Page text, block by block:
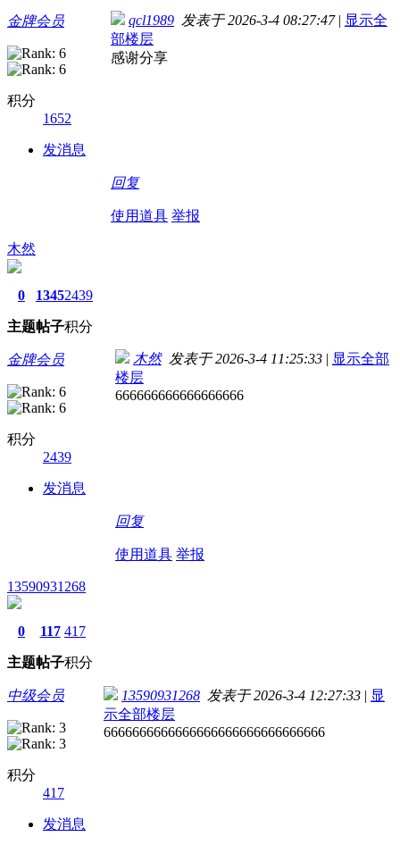
金牌会员
积分
1652
发消息
qcl1989 发表于 2026-3-4 08:27:47 | 显示全
部楼层
感谢分享
回复
使用道具 举报
木然
0
主题
1345
帖子
2439
积分
金牌会员
积分
2439
发消息
木然发表于 2026-3-4 11:25:33 | 显示全部
楼层
666666666666666666
回复
使用道具 举报
13590931268
0
主题
117
帖子
417
积分
中级会员
积分
417
发消息
13590931268 发表于 2026-3-4 12:27:33 | 显
示全部楼层
6666666666666666666666666666666